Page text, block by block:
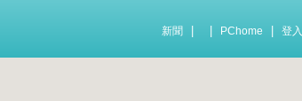
新聞 PChome 登入